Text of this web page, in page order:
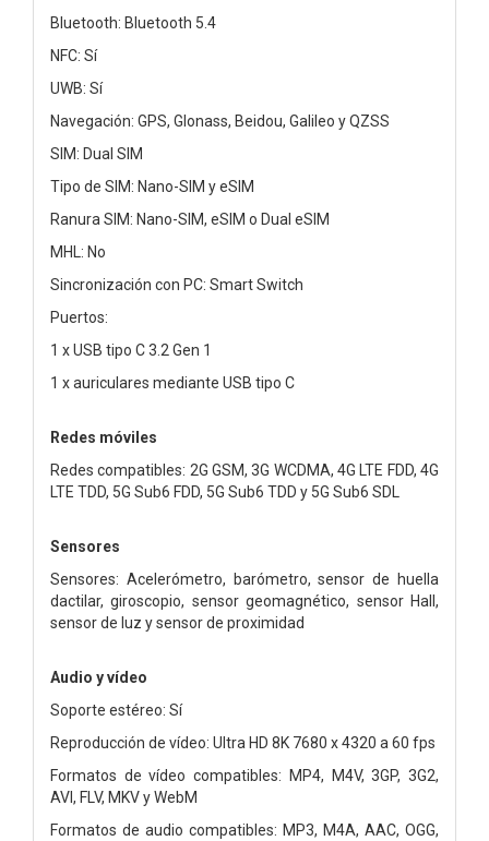
Bluetooth: Bluetooth 5.4
NFC: Sí
UWB: Sí
Navegación: GPS, Glonass, Beidou, Galileo y QZSS
SIM: Dual SIM
Tipo de SIM: Nano-SIM y eSIM
Ranura SIM: Nano-SIM, eSIM o Dual eSIM
MHL: No
Sincronización con PC: Smart Switch
Puertos:
1 x USB tipo C 3.2 Gen 1
1 x auriculares mediante USB tipo C
Redes móviles
Redes compatibles: 2G GSM, 3G WCDMA, 4G LTE FDD, 4G
LTE TDD, 5G Sub6 FDD, 5G Sub6 TDD y 5G Sub6 SDL
Sensores
Sensores: Acelerómetro, barómetro, sensor de huella
dactilar, giroscopio, sensor geomagnético, sensor Hall,
sensor de luz y sensor de proximidad
Audio y vídeo
Soporte estéreo: Sí
Reproducción de vídeo: Ultra HD 8K 7680 x 4320 a 60 fps
Formatos de vídeo compatibles: MP4, M4V, 3GP, 3G2,
AVI, FLV, MKV y WebM
Formatos de audio compatibles: MP3, M4A, AAC, OGG,